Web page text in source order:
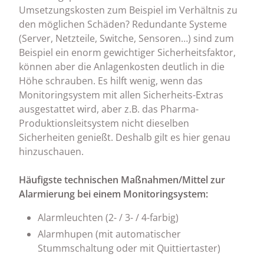
Umsetzungskosten zum Beispiel im Verhältnis zu
den möglichen Schäden? Redundante Systeme
(Server, Netzteile, Switche, Sensoren…) sind zum
Beispiel ein enorm gewichtiger Sicherheitsfaktor,
können aber die Anlagenkosten deutlich in die
Höhe schrauben. Es hilft wenig, wenn das
Monitoringsystem mit allen Sicherheits-Extras
ausgestattet wird, aber z.B. das Pharma-
Produktionsleitsystem nicht dieselben
Sicherheiten genießt. Deshalb gilt es hier genau
hinzuschauen.
Häufigste technischen Maßnahmen/Mittel zur
Alarmierung bei einem Monitoringsystem:
Alarmleuchten (2- / 3- / 4-farbig)
Alarmhupen (mit automatischer
Stummschaltung oder mit Quittiertaster)